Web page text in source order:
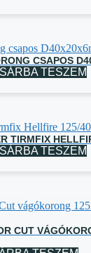
CSAPOS
TESZEM
TIRMFIX
TESZEM
CUT